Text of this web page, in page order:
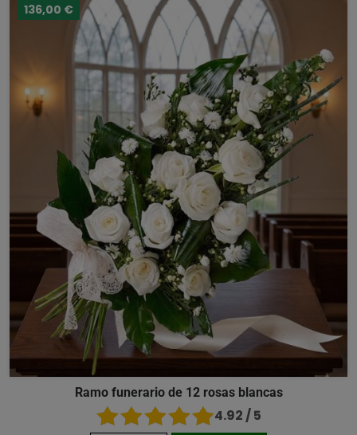
136,00 €
Ramo funerario de 12 rosas blancas
4.92 / 5